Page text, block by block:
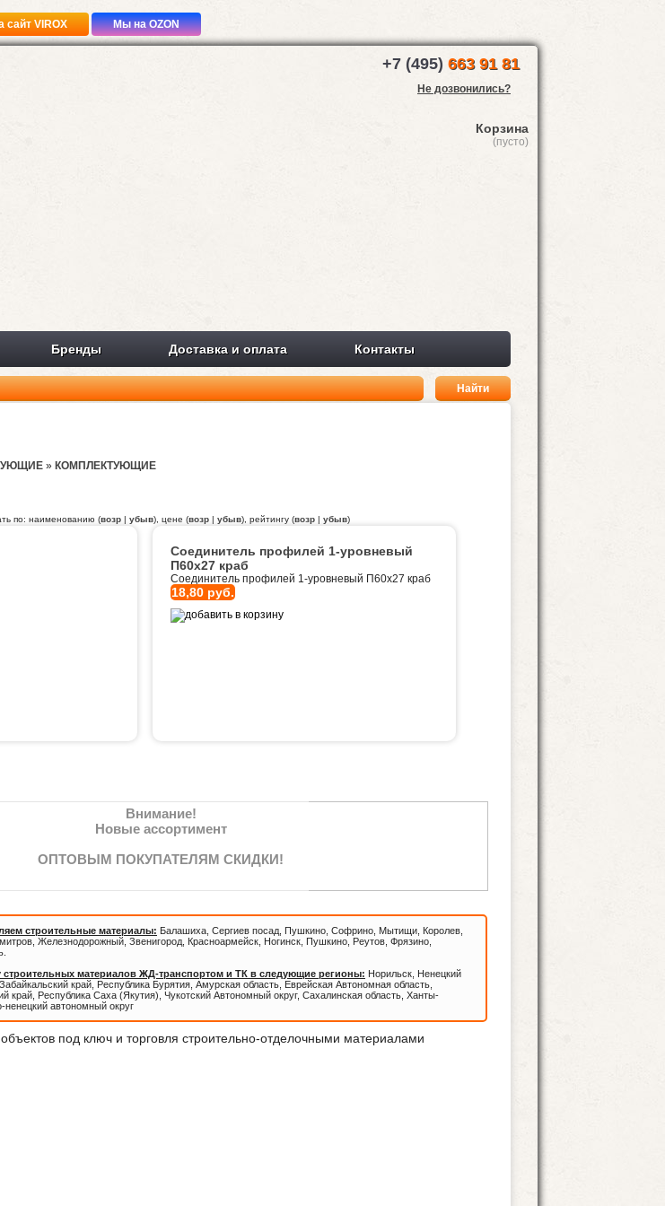
сайт VIROX Мы на OZON
+7 (495) 663 91 81
Не дозвонились?
Корзина
(пусто)
Бренды Доставка и оплата Контакты
» КОМПЛЕКТУЮЩИЕ
по: наименованию (возр| убыв), цене (возр| убыв), рейтингу (возр| убыв)
Соединитель профилей 1-уровневый
П60х27 краб
Соединитель профилей 1-уровневый П60х27 краб
18,80 руб.
Внимание!
Новые ассортимент
ОПТОВЫМ ПОКУПАТЕЛЯМ СКИДКИ!
строительные материалы: Балашиха, Сергиев посад, Пушкино, Софрино, Мытищи, Королев,
Железнодорожный, Звенигород, Красноармейск, Ногинск, Пушкино, Реутов, Фрязино,
строительных материалов ЖД-транспортом и ТК в следующие регионы: Норильск, Ненецкий
край, Республика Бурятия, Амурская область, Еврейская Автономная область,
край, Республика Саха (Якутия), Чукотский Автономный округ, Сахалинская область, Ханты-
автономный округ